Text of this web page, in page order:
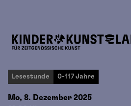
Lesestunde 0-117 Jahre
Mo, 8. Dezember 2025